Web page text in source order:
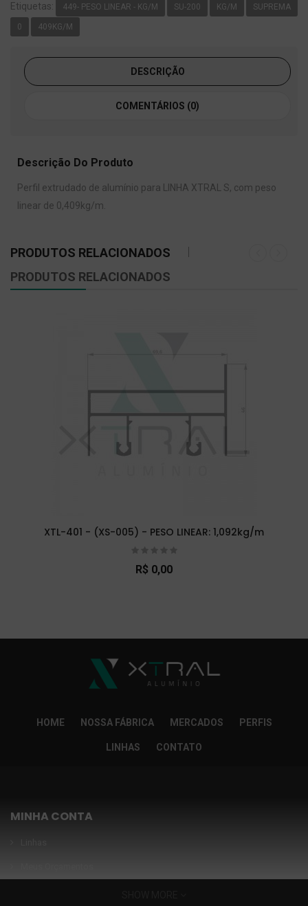
Etiquetas: 449- PESO LINEAR - KG/M SU-200 KG/M SUPREMA
0 409KG/M
DESCRIÇÃO
COMENTÁRIOS (0)
Descrição Do Produto
Perfil extrudado de alumínio para LINHA XTRAL S, com peso
linear de 0,409kg/m.
PRODUTOS RELACIONADOS
PRODUTOS RELACIONADOS
XTL-401 - (XS-005) - PESO LINEAR: 1,092kg/m
R$ 0,00
HOME NOSSA FÁBRICA MERCADOS PERFIS
LINHAS CONTATO
MINHA CONTA